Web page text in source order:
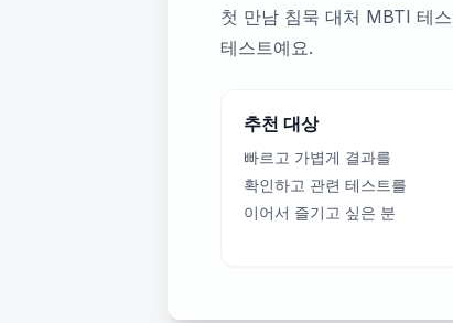
첫 만남 침묵 대처 MBTI 테
테스트예요.
추천 대상
빠르고 가볍게 결과를
확인하고 관련 테스트를
이어서 즐기고 싶은 분